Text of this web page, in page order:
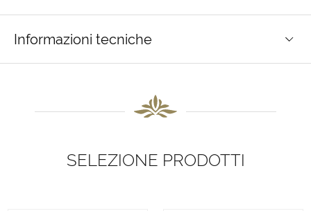
Informazioni tecniche
SELEZIONE PRODOTTI